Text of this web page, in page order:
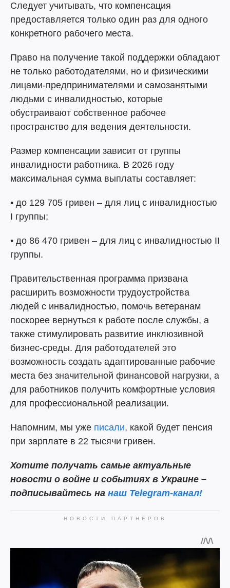
Следует учитывать, что компенсация
предоставляется только один раз для одного
конкретного рабочего места.
Право на получение такой поддержки обладают
не только работодателями, но и физическими
лицами-предпринимателями и самозанятыми
людьми с инвалидностью, которые
обустраивают собственное рабочее
пространство для ведения деятельности.
Размер компенсации зависит от группы
инвалидности работника. В 2026 году
максимальная сумма выплаты составляет:
• до 129 705 гривен – для лиц с инвалидностью
I группы;
• до 86 470 гривен – для лиц с инвалидностью II
группы.
Правительственная программа призвана
расширить возможности трудоустройства
людей с инвалидностью, помочь ветеранам
поскорее вернуться к работе после службы, а
также стимулировать развитие инклюзивной
бизнес-среды. Для работодателей это
возможность создать адаптированные рабочие
места без значительной финансовой нагрузки, а
для работников получить комфортные условия
для профессиональной реализации.
Напомним, мы уже писали, какой будет пенсия
при зарплате в 22 тысячи гривен.
Хотите получать самые актуальные
новости о войне и событиях в Украине –
подписывайтесь на наш Telegram-канал!